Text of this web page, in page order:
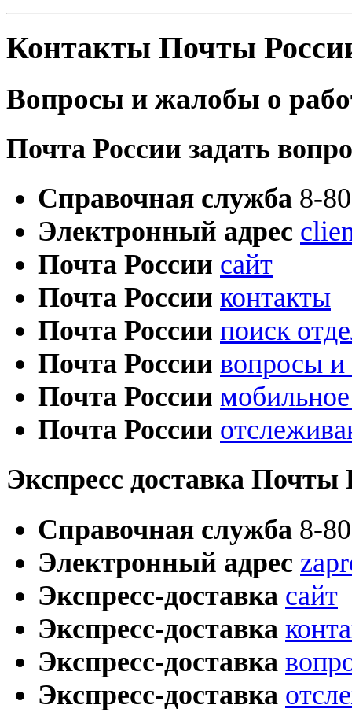
Контакты Почты
Вопросы и жалобы о
Почта России задать
Cправочная служба 8-
Электронный адрес
Почта России сайт
Почта России контакты
Почта России поиск
Почта России вопросы и
Почта России
Почта России
Экспресс доставка Почты
Cправочная служба 8-
Электронный адрес
Экспресс-доставка сайт
Экспресс-доставка
Экспресс-доставка
Экспресс-доставка